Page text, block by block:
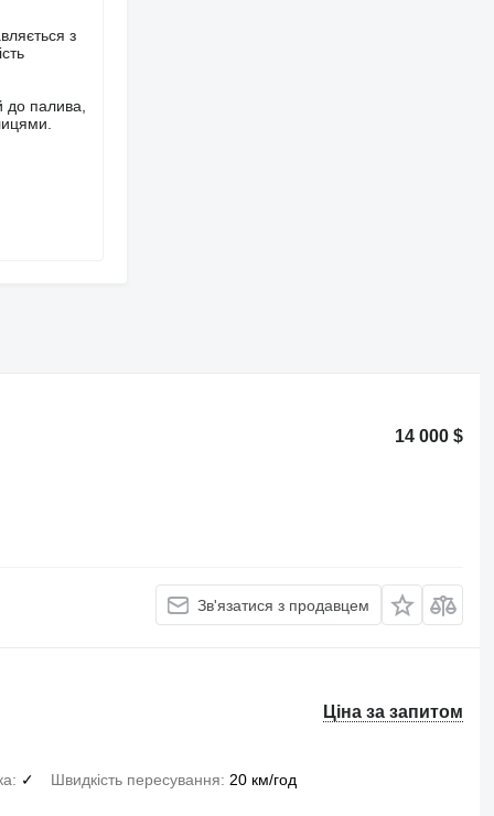
з
до палива,
14 000 $
Зв'язатися з продавцем
Ціна за запитом
✓ Швидкість пересування 20 км/год